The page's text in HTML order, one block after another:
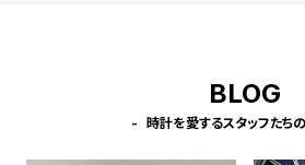
BLOG
時計を愛するスタッフたち